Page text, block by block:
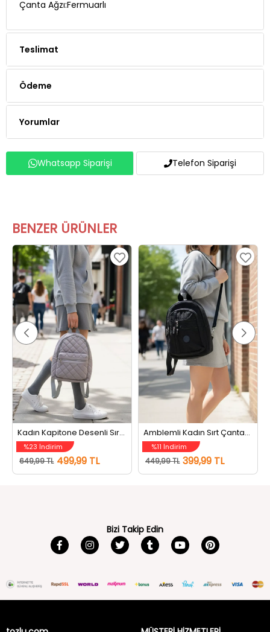
Çanta Ağzı:Fermuarlı
Teslimat
Ödeme
Yorumlar
Whatsapp Siparişi Telefon Siparişi
BENZER ÜRÜNLER
Kadın Kapitone Desenli Sırt Çantası Gri
%23 İndirim
649,99 TL 499,99 TL
Amblemli Kadın Sırt Çantası Siyah
%11 İndirim
449,99 TL 399,99 TL
Bizi Takip Edin